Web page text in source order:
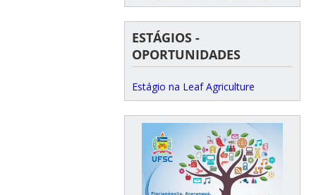
ESTÁGIOS -
OPORTUNIDADES
Estágio na Leaf Agriculture